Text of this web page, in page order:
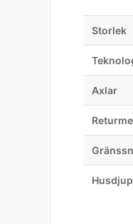
Storlek
Axlar